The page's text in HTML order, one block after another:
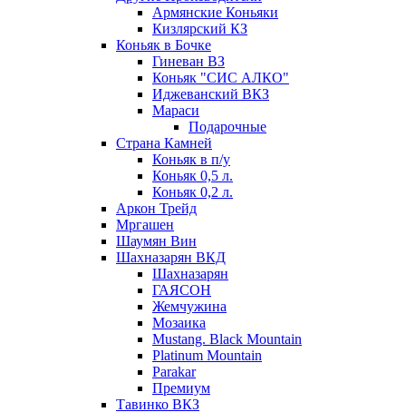
Армянские Коньяки
Кизлярский КЗ
Коньяк в Бочке
Гиневан ВЗ
Коньяк "СИС АЛКО"
Иджеванский ВКЗ
Мараси
Подарочные
Страна Камней
Коньяк в п/у
Коньяк 0,5 л.
Коньяк 0,2 л.
Аркон Трейд
Мргашен
Шаумян Вин
Шахназарян ВКД
Шахназарян
ГАЯСОН
Жемчужина
Мозаика
Mustang. Black Mountain
Platinum Mountain
Parakar
Премиум
Тавинко ВКЗ